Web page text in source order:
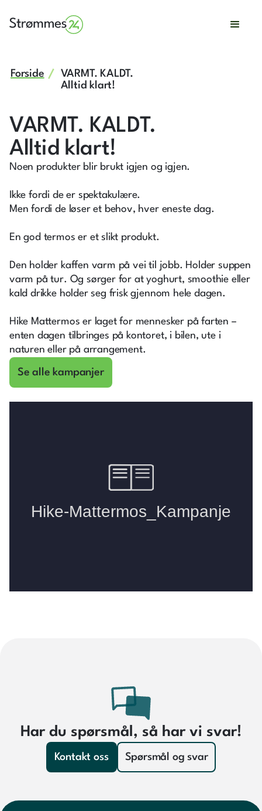
Forside
VARMT. KALDT.
Alltid klart!
VARMT. KALDT.
Alltid klart!
Noen produkter blir brukt igjen og igjen.
Ikke fordi de er spektakulære.
Men fordi de løser et behov, hver eneste dag.
En god termos er et slikt produkt.
Den holder kaffen varm på vei til jobb. Holder suppen
varm på tur. Og sørger for at yoghurt, smoothie eller
kald drikke holder seg frisk gjennom hele dagen.
Hike Mattermos er laget for mennesker på farten –
enten dagen tilbringes på kontoret, i bilen, ute i
naturen eller på arrangement.
Se alle kampanjer
Har du spørsmål, så har vi svar!
Kontakt oss Spørsmål og svar